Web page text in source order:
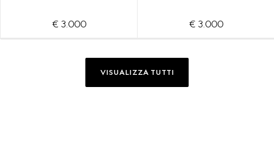
€ 3.000 € 3.000
VISUALIZZA TUTTI